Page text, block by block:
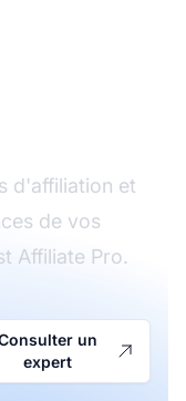
d'affiliation et
de vos
Affiliate Pro.
un
expert